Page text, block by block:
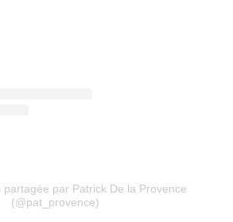
partagée par Patrick De la Provence
(@pat_provence)